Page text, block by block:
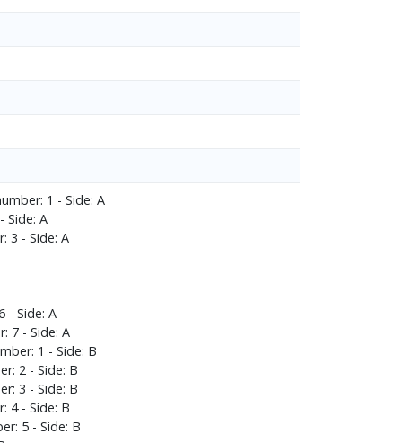
1 - Side: Α
Side: Α
3 - Side: Α
- Side: Α
7 - Side: Α
1 - Side: Β
2 - Side: Β
3 - Side: Β
4 - Side: Β
5 - Side: Β